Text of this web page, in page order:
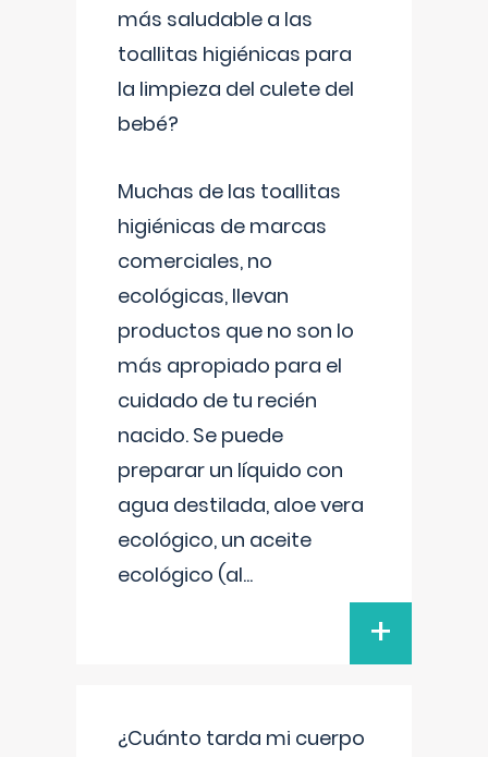
más saludable a las
toallitas higiénicas para
la limpieza del culete del
bebé?
Muchas de las toallitas
higiénicas de marcas
comerciales, no
ecológicas, llevan
productos que no son lo
más apropiado para el
cuidado de tu recién
nacido. Se puede
preparar un líquido con
agua destilada, aloe vera
ecológico, un aceite
ecológico (al...
+
¿Cuánto tarda mi cuerpo